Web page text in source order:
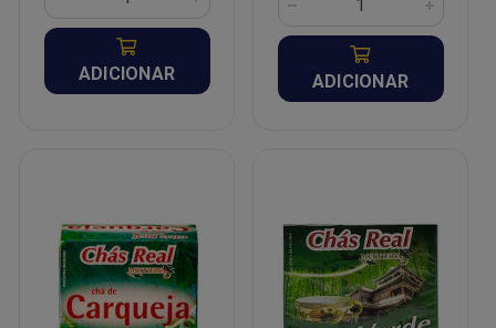
ADICIONAR ADICIONAR